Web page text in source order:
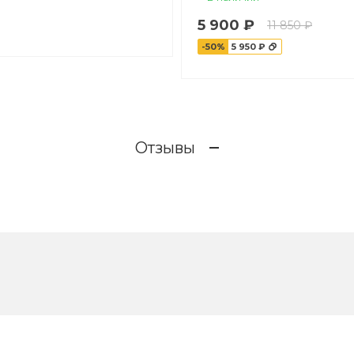
5 900 ₽ 11 850 ₽
-50% 5 950 ₽
Отзывы